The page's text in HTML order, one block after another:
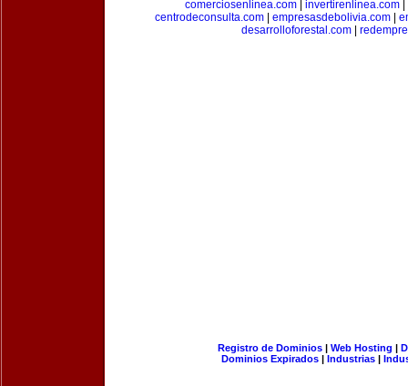
comerciosenlinea.com
invertirenlinea.com
centrodeconsulta.com
empresasdebolivia.com
desarrolloforestal.com
Registro de Dominios| Web Hosting |
Dominios Expirados | Industrias |